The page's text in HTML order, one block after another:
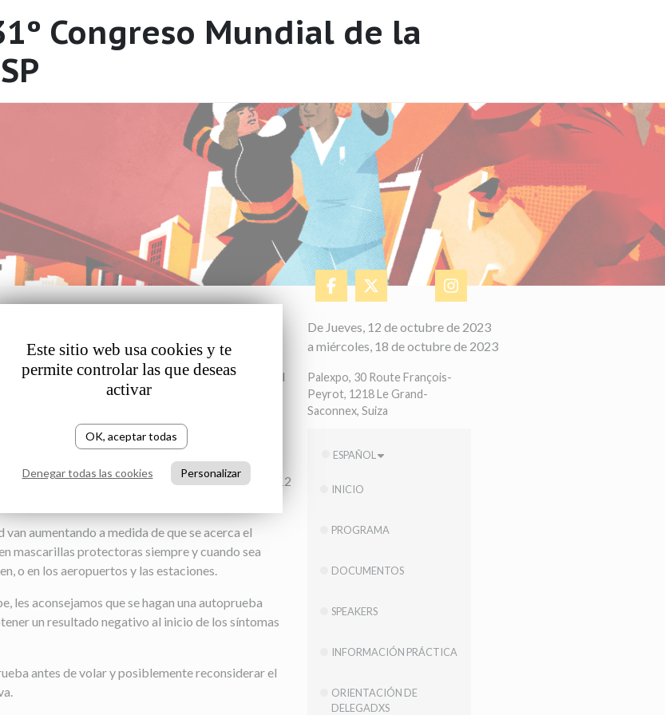
Congreso Mundial de la
de la ISP
previas se celebrarán en Ginebra, Suiza, del
en el Centro de Convenciones Palexpo.
de octubre de 2023. Las reuniones de los Comités
de Mujeres (WOC) y del Consejo Ejecutivo
de otro tipo tendrán lugar antes del Congreso, del 12
aumentando a medida de que se acerca el
mascarillas protectoras siempre y cuando sea
o en los aeropuertos y las estaciones.
les aconsejamos que se hagan una autoprueba
un resultado negativo al inicio de los síntomas
antes de volar y posiblemente reconsiderar el
De Jueves, 12 de octubre de 2023
a miércoles, 18 de octubre de 2023
Palexpo, 30 Route François-
Peyrot, 1218 Le Grand-
Saconnex, Suiza
INICIO
PROGRAMA
DOCUMENTOS
SPEAKERS
INFORMACIÓN PRÁCTICA
ORIENTACIÓN DE
DELEGADXS
ESPAÑOL
Este sitio web usa cookies y te
permite controlar las que deseas
activar
OK, aceptar todas
Denegar todas las cookies Personalizar